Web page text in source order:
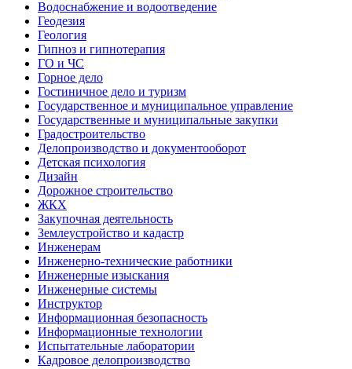
Водоснабжение и водоотведение
Геодезия
Геология
Гипноз и гипнотерапия
ГО и ЧС
Горное дело
Гостиничное дело и туризм
Государственное и муниципальное управление
Государственные и муниципальные закупки
Градостроительство
Делопроизводство и документооборот
Детская психология
Дизайн
Дорожное строительство
ЖКХ
Закупочная деятельность
Землеустройство и кадастр
Инженерам
Инженерно-технические работники
Инженерные изыскания
Инженерные системы
Инструктор
Информационная безопасность
Информационные технологии
Испытательные лаборатории
Кадровое делопроизводство